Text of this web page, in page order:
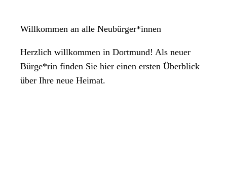
Willkommen an alle Neubürger*innen
Herzlich willkommen in Dortmund! Als neuer
Bürge*rin finden Sie hier einen ersten Überblick
über Ihre neue Heimat.